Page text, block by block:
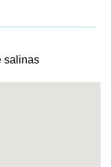
salinas